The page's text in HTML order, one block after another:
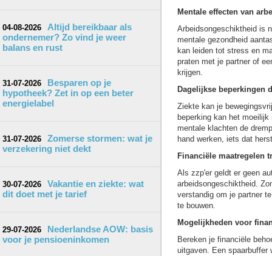
04-08-2026
Altijd bereikbaar als
ondernemer? Zo vind je weer
balans en rust
31-07-2026
Besparen op je
hypotheek? Zet in op een beter
energielabel
31-07-2026
Zomerse stormen: wat je
verzekering niet dekt
30-07-2026
Vakantie en ziekte: wat
dit doet met je tarief
29-07-2026
Nederlandse AOW: basis
voor je pensioeninkomen
Mentale effecten van
Arbeidsongeschiktheid is
mentale gezondheid
kan leiden tot stress en
praten met je partner of
krijgen.
Dagelijkse beperkingen
Ziekte kan je
beperking kan het
mentale klachten de
hand werken, iets dat
Financiële maatregelen
Als zzp'er geldt er geen
arbeidsongeschiktheid.
verstandig om je partner
te bouwen.
Mogelijkheden voor
Bereken je financiële
uitgaven. Een spaarbuffer